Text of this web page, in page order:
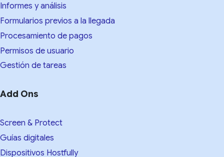
Informes y análisis
Formularios previos a la llegada
Procesamiento de pagos
Permisos de usuario
Gestión de tareas
Add Ons
Screen & Protect
Guías digitales
Dispositivos Hostfully